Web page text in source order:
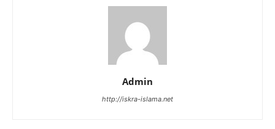
Admin
http://iskra-islama.net